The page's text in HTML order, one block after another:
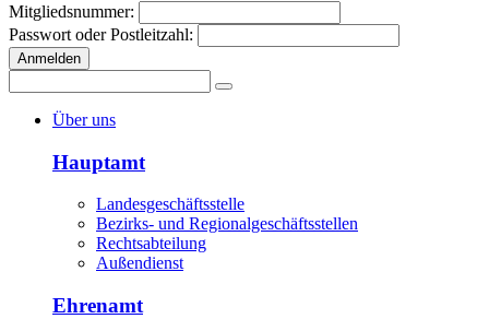
Mitgliedsnummer:
Passwort oder Postleitzahl:
Anmelden
Über uns
Hauptamt
Landesgeschäftsstelle
Bezirks- und Regionalgeschäftsstellen
Rechtsabteilung
Außendienst
Ehrenamt